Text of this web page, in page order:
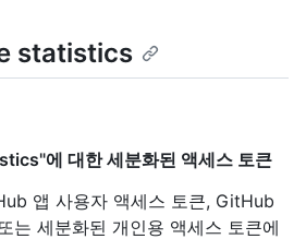
statistics
에 대한 세분화된 액세스 토큰
앱 사용자 액세스 토큰, GitHub
는 세분화된 개인용 액세스 토큰에